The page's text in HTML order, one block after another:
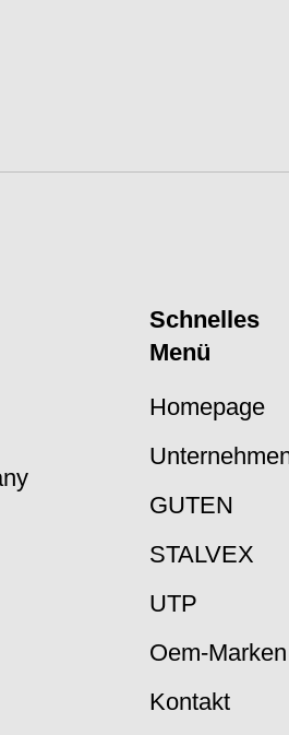
Schnelles
Menü
Homepage
GUTEN
STALVEX
UTP
Oem-Marken
Kontakt